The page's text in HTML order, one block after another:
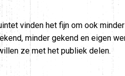
vinden het fijn om ook
minder gekend en eigen
ze met het publiek delen.